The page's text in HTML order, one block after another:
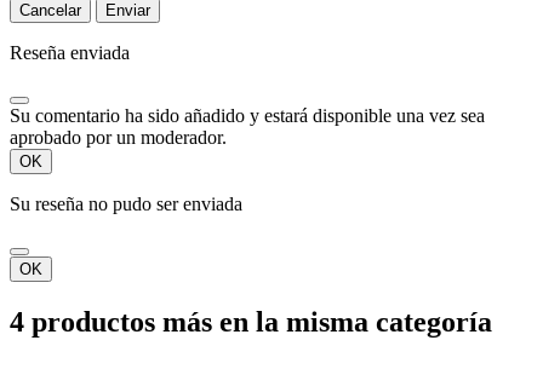
Cancelar Enviar
Reseña enviada
Su comentario ha sido añadido y estará disponible una vez sea
aprobado por un moderador.
OK
Su reseña no pudo ser enviada
OK
4 productos más en la misma categoría